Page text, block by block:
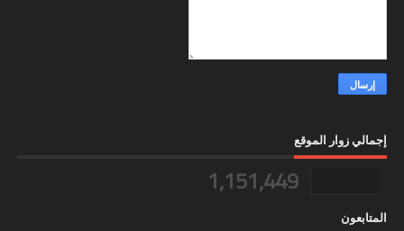
إجمالي زوار الموقع
1,151,449
المتابعون